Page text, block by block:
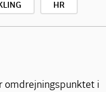
HR
omdrejningspunktet i